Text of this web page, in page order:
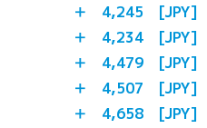
＋ 4,245 [JPY]
＋ 4,234 [JPY]
＋ 4,479 [JPY]
＋ 4,507 [JPY]
＋ 4,658 [JPY]